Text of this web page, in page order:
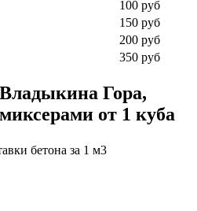
100 руб
150 руб
200 руб
350 руб
Гора,
от 1 куба
бетона за 1 м3